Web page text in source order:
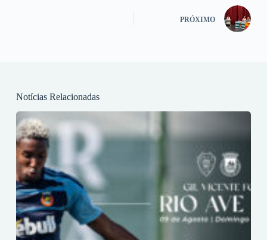
PRÓXIMO
Notícias Relacionadas